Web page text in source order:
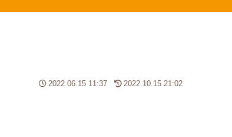
2022.06.15 11:37 2022.10.15 21:02